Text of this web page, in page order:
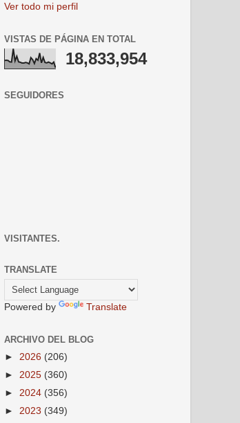
Ver todo mi perfil
VISTAS DE PÁGINA EN TOTAL
18,833,954
SEGUIDORES
VISITANTES.
TRANSLATE
Powered by Translate
ARCHIVO DEL BLOG
► 2026 (206)
► 2025 (360)
► 2024 (356)
► 2023 (349)